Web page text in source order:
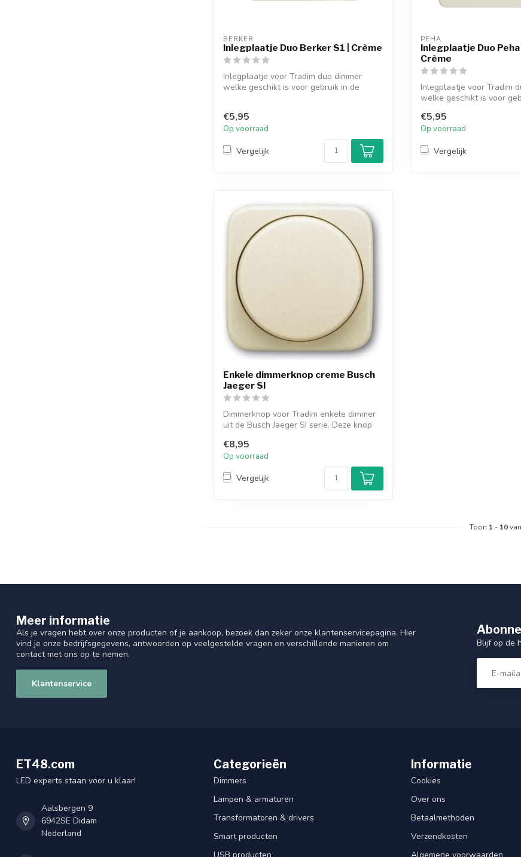
BERKER
Inlegplaatje Duo Berker S1 | Crème
Inlegplaatje voor Tradim duo dimmer
welke geschikt is voor gebruik in de
€5,95
Op voorraad
Vergelijk
PEHA
Inlegplaatje Duo Peha
Crème
Inlegplaatje voor Tradim
welke geschikt is voor
€5,95
Op voorraad
Vergelijk
Enkele dimmerknop creme Busch
Jaeger SI
Dimmerknop voor Tradim enkele dimmer
uit de Busch Jaeger SI serie. Deze knop
€8,95
Op voorraad
Vergelijk
Toon 1 - 10
Meer informatie
Als je vragen hebt over onze producten of je aankoop, bezoek dan zeker onze klantenservicepagina. Hier
vind je onze bedrijfsgegevens, antwoorden op veelgestelde vragen en verschillende manieren om
contact met ons op te nemen.
Klantenservice
Blijf op de
ET48.com
LED experts staan voor u klaar!
Aalsbergen 9
6942SE Didam
Nederland
Categorieën
Dimmers
Lampen & armaturen
Transformatoren & drivers
Smart producten
Informatie
Cookies
Over ons
Betaalmethoden
Verzendkosten